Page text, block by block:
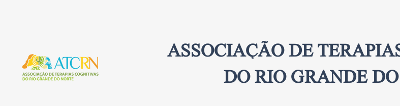
ASSOCIAÇÃO DE
DO RIO GRANDE